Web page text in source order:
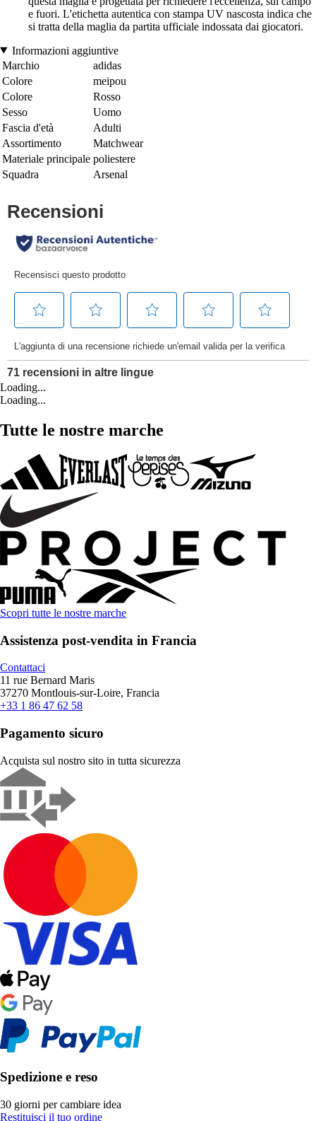
e fuori. L'etichetta autentica con stampa UV nascosta indica che
si tratta della maglia da partita ufficiale indossata dai giocatori.
Informazioni aggiuntive
Marchio
adidas
Colore
meipou
Colore
Rosso
Sesso
Uomo
Fascia d'età
Adulti
Assortimento
Matchwear
Materiale principale poliestere
Squadra
Arsenal
Loading...
Loading...
Tutte le nostre marche
Scopri tutte le nostre marche
Assistenza post-vendita in Francia
Contattaci
11 rue Bernard Maris
37270 Montlouis-sur-Loire, Francia
+33 1 86 47 62 58
Pagamento sicuro
Acquista sul nostro sito in tutta sicurezza
Spedizione e reso
30 giorni per cambiare idea
Restituisci il tuo ordine